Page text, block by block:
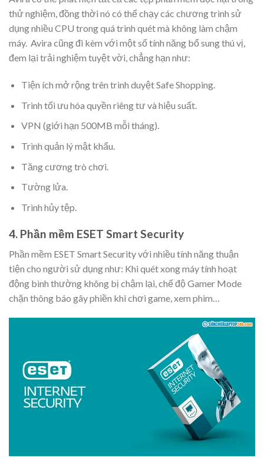
thử nghiệm, đồng thời nó có thể chạy các chương trình sử
dụng nhiều CPU trong quá trình quét mà không làm chậm
máy. Avira cũng đi kèm với một số tính năng bổ sung thú vị,
đem lại trải nghiệm tuyệt vời, chẳng hạn như:
Tiện ích mở rộng trên trình duyệt Safe Shopping.
Trình tối ưu hóa quyền riêng tư và hiệu suất.
VPN (giới hạn 500MB mỗi tháng).
Trình quản lý mật khẩu.
Tăng cương trò chơi.
Tường lửa.
Trình hủy tệp.
4. Phần mềm ESET Smart Security
Phần mềm ESET Smart Security với nhiều tính năng thuận
tiện cho người sử dụng như: Khi quét xong máy tính hoạt
động bình thường không bị chậm lại, chế độ Gamer Mode
chặn thông báo gây phiền khi chơi game, xem phim…